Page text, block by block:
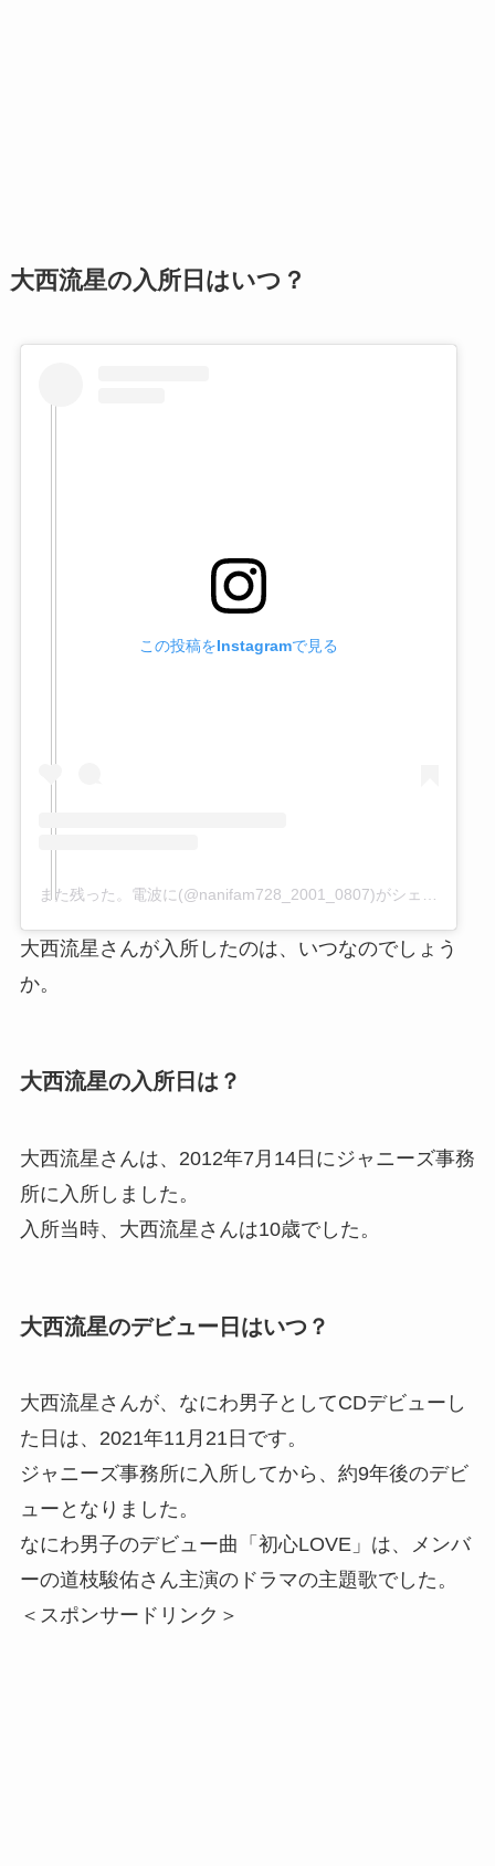
大西流星の入所日はいつ？
この投稿をInstagramで見る
大西流星さんが入所したのは、いつなのでしょう
か。
大西流星の入所日は？
大西流星さんは、2012年7月14日にジャニーズ事務
所に入所しました。
入所当時、大西流星さんは10歳でした。
大西流星のデビュー日はいつ？
大西流星さんが、なにわ男子としてCDデビューし
た日は、2021年11月21日です。
ジャニーズ事務所に入所してから、約9年後のデビ
ューとなりました。
なにわ男子のデビュー曲「初心LOVE」は、メンバ
ーの道枝駿佑さん主演のドラマの主題歌でした。
＜スポンサードリンク＞